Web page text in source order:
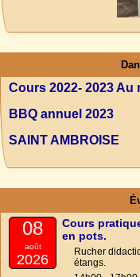
Cours 2022- 2023 Au
BBQ annuel 2023
SAINT AMBROISE
08
août
2026
Cours
en pots.
Rucher
étangs.